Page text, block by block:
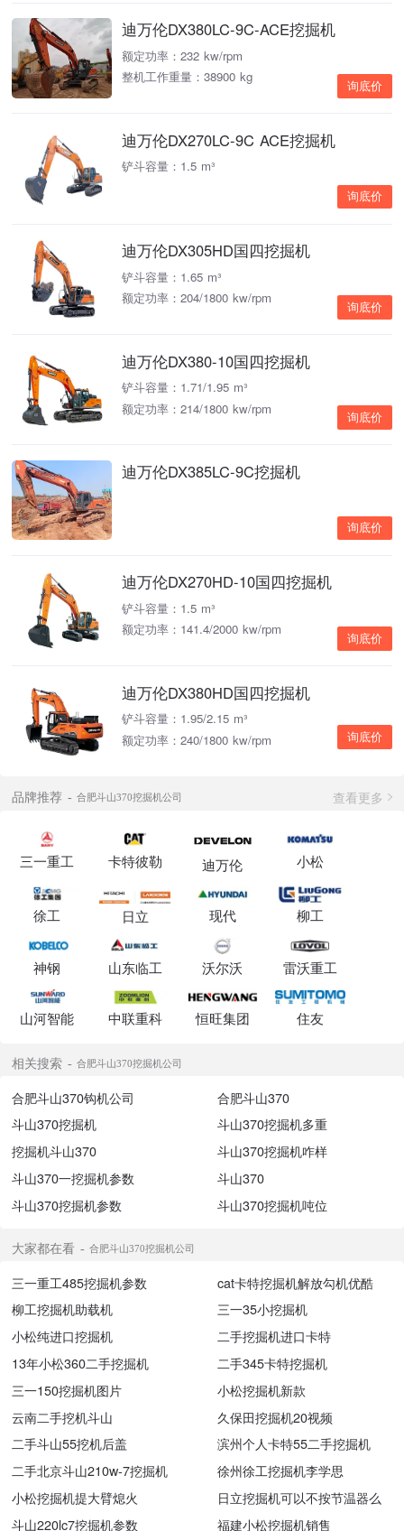
迪万伦DX380LC-9C-ACE挖掘机
额定功率：232 kw/rpm
整机工作重量：38900 kg
询底价
迪万伦DX270LC-9C ACE挖掘机
铲斗容量：1.5 m³
询底价
迪万伦DX305HD国四挖掘机
铲斗容量：1.65 m³
额定功率：204/1800 kw/rpm
询底价
迪万伦DX380-10国四挖掘机
铲斗容量：1.71/1.95 m³
额定功率：214/1800 kw/rpm
询底价
迪万伦DX385LC-9C挖掘机
询底价
迪万伦DX270HD-10国四挖掘机
铲斗容量：1.5 m³
额定功率：141.4/2000 kw/rpm
询底价
迪万伦DX380HD国四挖掘机
铲斗容量：1.95/2.15 m³
额定功率：240/1800 kw/rpm
询底价
品牌推荐 合肥斗山370挖掘机公司 查看更多
三一重工 卡特彼勒 迪万伦 小松
徐工 日立 现代 柳工
神钢 山东临工 沃尔沃 雷沃重工
山河智能 中联重科 恒旺集团 住友
相关搜索 合肥斗山370挖掘机公司
合肥斗山370钩机公司
合肥斗山370
斗山370挖掘机
斗山370挖掘机多重
挖掘机斗山370
斗山370挖掘机咋样
斗山370一挖掘机参数
斗山370
斗山370挖掘机参数
斗山370挖掘机吨位
大家都在看 合肥斗山370挖掘机公司
三一重工485挖掘机参数
cat卡特挖掘机解放勾机优酷
柳工挖掘机助载机
三一35小挖掘机
小松纯进口挖掘机
二手挖掘机进口卡特
13年小松360二手挖掘机
二手345卡特挖掘机
三一150挖掘机图片
小松挖掘机新款
云南二手挖机斗山
久保田挖掘机20视频
二手斗山55挖机后盖
滨州个人卡特55二手挖掘机
二手北京斗山210w-7挖掘机
徐州徐工挖掘机李学思
小松挖掘机提大臂熄火
日立挖掘机可以不按节温器么
斗山220lc7挖掘机参数
福建小松挖掘机销售